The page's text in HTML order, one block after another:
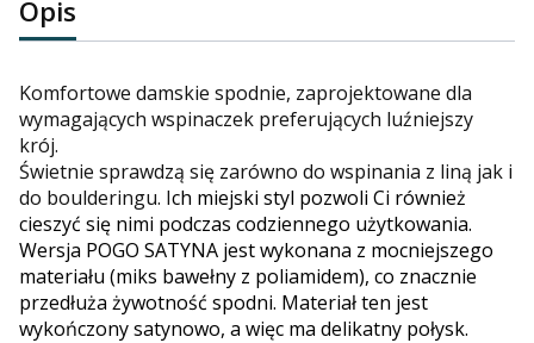
Opis
Komfortowe damskie spodnie, zaprojektowane dla
wymagających wspinaczek preferujących luźniejszy
krój.
Świetnie sprawdzą się zarówno do wspinania z liną jak i
do boulderingu. Ich miejski styl pozwoli Ci również
cieszyć się nimi podczas codziennego użytkowania.
Wersja POGO SATYNA jest wykonana z mocniejszego
materiału (miks bawełny z poliamidem), co znacznie
przedłuża żywotność spodni. Materiał ten jest
wykończony satynowo, a więc ma delikatny połysk.